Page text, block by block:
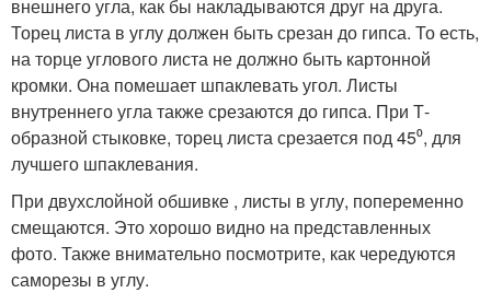
внешнего угла, как бы накладываются друг на друга.
Торец листа в углу должен быть срезан до гипса. То есть,
на торце углового листа не должно быть картонной
кромки. Она помешает шпаклевать угол. Листы
внутреннего угла также срезаются до гипса. При Т-
образной стыковке, торец листа срезается под 45⁰, для
лучшего шпаклевания.
При двухслойной обшивке , листы в углу, попеременно
смещаются. Это хорошо видно на представленных
фото. Также внимательно посмотрите, как чередуются
саморезы в углу.